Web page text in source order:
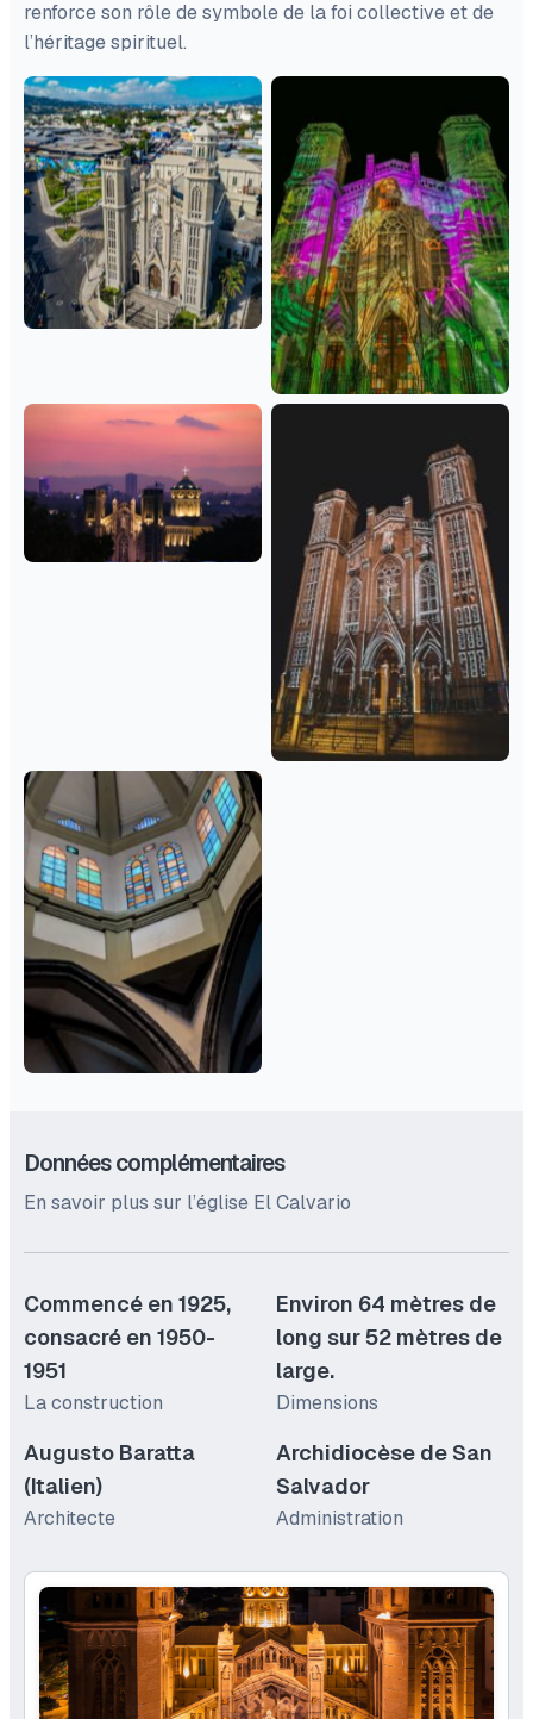
renforce son rôle de symbole de la foi collective et de
l’héritage spirituel.
Données complémentaires
En savoir plus sur l’église El Calvario
Commencé en 1925,
consacré en 1950-
1951
La construction
Environ 64 mètres de
long sur 52 mètres de
large.
Dimensions
Augusto Baratta
(Italien)
Architecte
Archidiocèse de San
Salvador
Administration